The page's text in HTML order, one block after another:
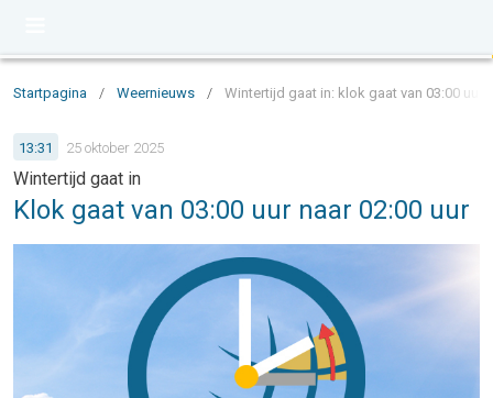
Startpagina / Weernieuws / Wintertijd gaat in: klok gaat van 03:00 uur
13:31 25 oktober 2025
Wintertijd gaat in
Klok gaat van 03:00 uur naar 02:00 uur